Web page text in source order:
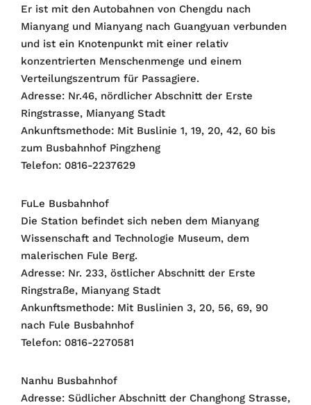
Er ist mit den Autobahnen von Chengdu nach
Mianyang und Mianyang nach Guangyuan verbunden
und ist ein Knotenpunkt mit einer relativ
konzentrierten Menschenmenge und einem
Verteilungszentrum für Passagiere.
Adresse: Nr.46, nördlicher Abschnitt der Erste
Ringstrasse, Mianyang Stadt
Ankunftsmethode: Mit Buslinie 1, 19, 20, 42, 60 bis
zum Busbahnhof Pingzheng
Telefon: 0816-2237629
FuLe Busbahnhof
Die Station befindet sich neben dem Mianyang
Wissenschaft and Technologie Museum, dem
malerischen Fule Berg.
Adresse: Nr. 233, östlicher Abschnitt der Erste
Ringstraße, Mianyang Stadt
Ankunftsmethode: Mit Buslinien 3, 20, 56, 69, 90
nach Fule Busbahnhof
Telefon: 0816-2270581
Nanhu Busbahnhof
Adresse: Südlicher Abschnitt der Changhong Strasse,